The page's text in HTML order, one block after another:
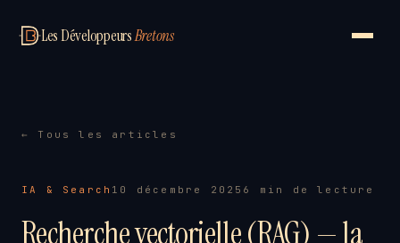
Les DéveloppeursBretons
← Tous les articles
IA & Search 10 décembre 2025 6 min de lecture
Recherche vectorielle (RAG) — la